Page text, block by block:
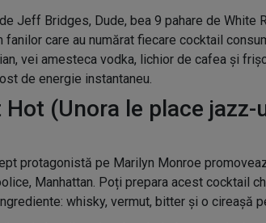
Jeff Bridges, Dude, bea 9 pahare de White
care au numărat fiecare cocktail
vei amesteca vodka, lichior de cafea și
de energie instantaneu.
(Unora le place jazz-
protagonistă pe Marilyn Monroe
Manhattan. Poți prepara acest cocktail
whisky, vermut, bitter și o cireașă